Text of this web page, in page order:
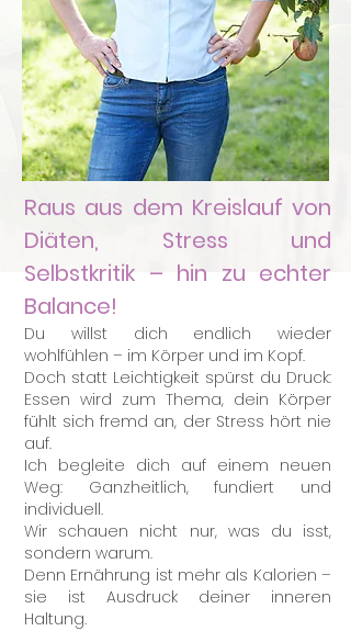
Raus aus dem Kreislauf von
Diäten, Stress und
Selbstkritik – hin zu echter
Balance!
Du willst dich endlich wieder
wohlfühlen – im Körper und im Kopf.
Doch statt Leichtigkeit spürst du Druck:
Essen wird zum Thema, dein Körper
fühlt sich fremd an, der Stress hört nie
auf.
Ich begleite dich auf einem neuen
Weg: Ganzheitlich, fundiert und
individuell.
Wir schauen nicht nur, was du isst,
sondern warum.
Denn Ernährung ist mehr als Kalorien –
sie ist Ausdruck deiner inneren
Haltung.